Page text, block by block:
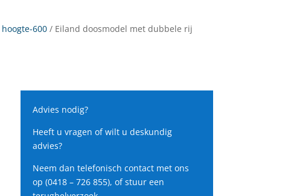
hoogte-600 / Eiland doosmodel met dubbele rij
Advies nodig?
Heeft u vragen of wilt u deskundig
advies?
Neem dan telefonisch contact met ons
op (0418 – 726 855), of stuur een